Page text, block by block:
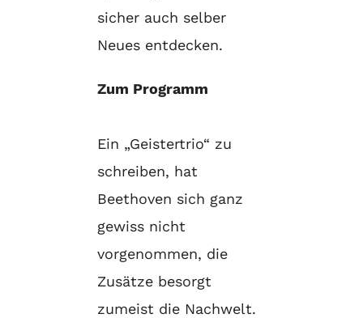
sicher auch selber
Neues entdecken.
Zum Programm
Ein „Geistertrio“ zu
schreiben, hat
Beethoven sich ganz
gewiss nicht
vorgenommen, die
Zusätze besorgt
zumeist die Nachwelt.